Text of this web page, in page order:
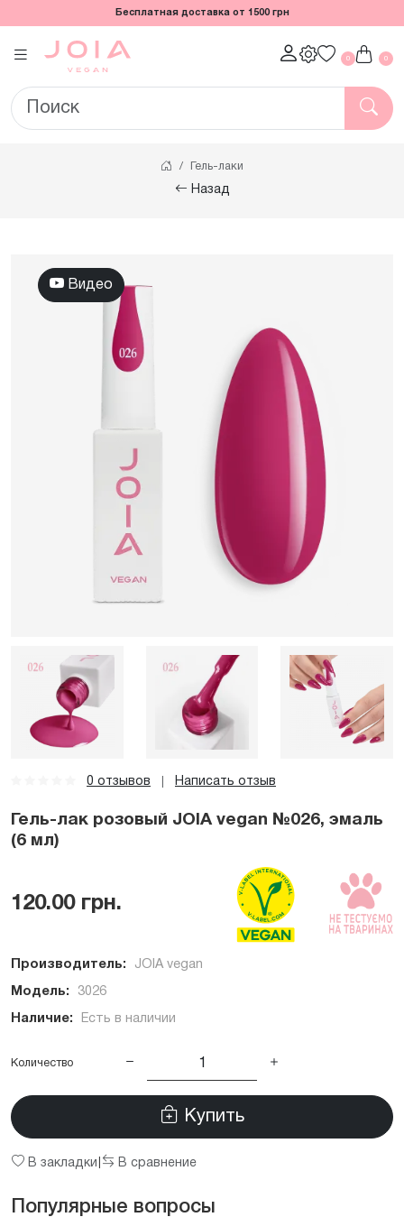
Бесплатная доставка от 1500 грн
0 0
Гель-лаки
Назад
Видео
0 отзывов Написать отзыв
Гель-лак розовый JOIA vegan №026, эмаль
(6 мл)
120.00 грн.
Производитель: JOIA vegan
Модель: 3026
Наличие: Есть в наличии
Количество
Купить
В закладки В сравнение
Популярные вопросы